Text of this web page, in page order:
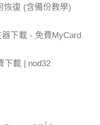
恢復 (含備份教學)
下載 - 免費MyCard
下載 | nod32